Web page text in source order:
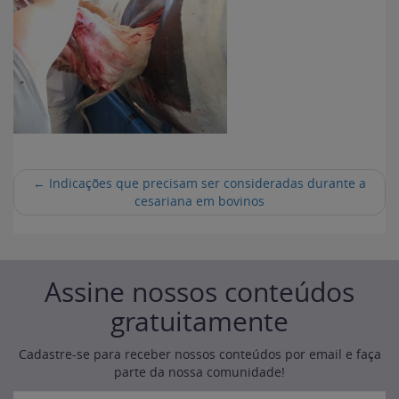
← Indicações que precisam ser consideradas durante a
cesariana em bovinos
Assine nossos conteúdos
gratuitamente
Cadastre-se para receber nossos conteúdos por email e faça
parte da nossa comunidade!